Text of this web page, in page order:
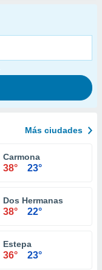
Más ciudades
Carmona
38° 23°
Dos Hermanas
38° 22°
Estepa
36° 23°